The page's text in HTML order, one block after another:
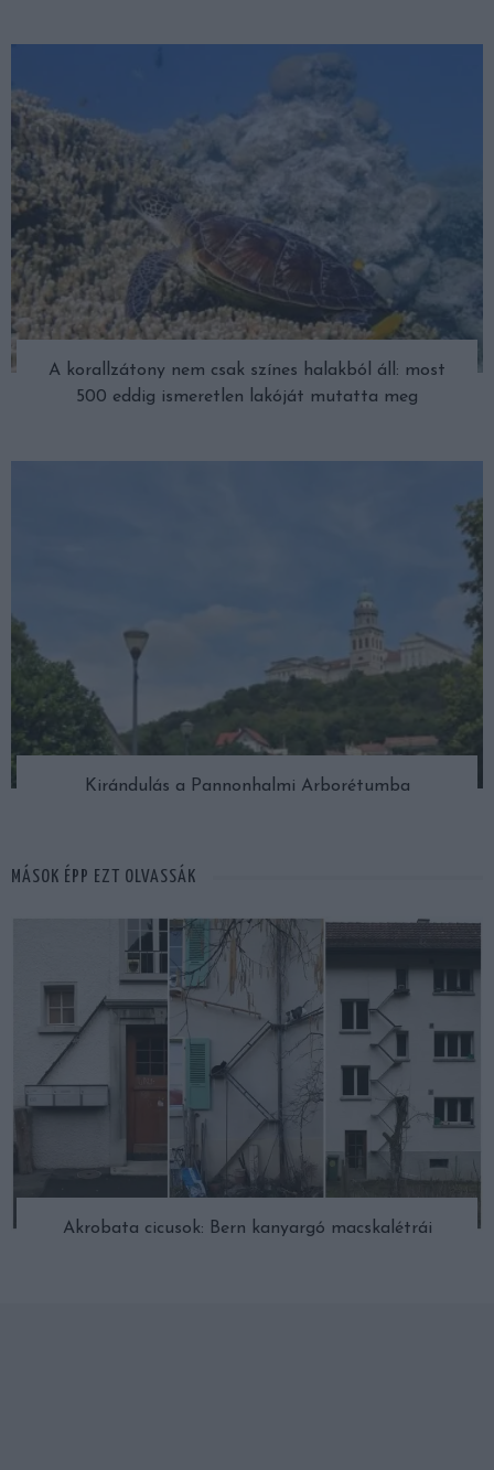
A korallzátony nem csak színes halakból áll: most
500 eddig ismeretlen lakóját mutatta meg
Kirándulás a Pannonhalmi Arborétumba
MÁSOK ÉPP EZT OLVASSÁK
Akrobata cicusok: Bern kanyargó macskalétrái